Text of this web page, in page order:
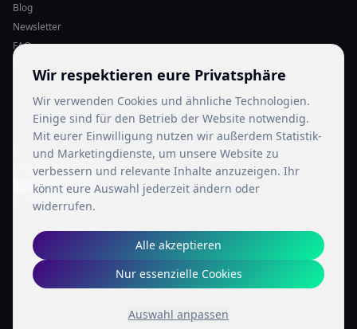
Blog
Newsletter
FAQ
LEGAL
Impressum
Datenschutz
Cookie-Einstellungen
SOCIAL MEDIA
Wir respektieren eure Privatsphäre
Wir verwenden Cookies und ähnliche Technologien.
Einige sind für den Betrieb der Website notwendig.
Mit eurer Einwilligung nutzen wir außerdem Statistik-
und Marketingdienste, um unsere Website zu
verbessern und relevante Inhalte anzuzeigen. Ihr
könnt eure Auswahl jederzeit ändern oder
widerrufen.
Alle akzeptieren
Nur essenzielle Cookies
Auswahl anpassen